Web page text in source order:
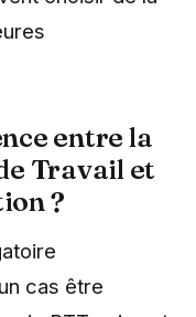
entre la
Travail et
?
cas être